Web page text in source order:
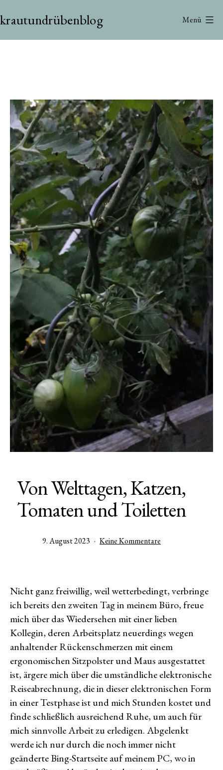
Inhalt
krautundrübenblog Menü
Von Welttagen, Katzen,
Tomaten und Toiletten
Veröffentlicht
9. August 2023 Keine Kommentare
und
Toiletten
Nicht ganz freiwillig, weil wetterbedingt, verbringe
ich bereits den zweiten Tag in meinem Büro, freue
mich über das Wiedersehen mit einer lieben
Kollegin, deren Arbeitsplatz neuerdings wegen
anhaltender Rückenschmerzen mit einem
ergonomischen Sitzpolster und Maus ausgestattet
ist, ärgere mich über die umständliche elektronische
Reiseabrechnung, die in dieser elektronischen Form
in einer Testphase ist und mich Stunden kostet und
finde schließlich ausreichend Ruhe, um auch für
mich sinnvolle Arbeit zu erledigen. Abgelenkt
werde ich nur durch die noch immer nicht
geänderte Bing-Startseite auf meinem PC, wo in